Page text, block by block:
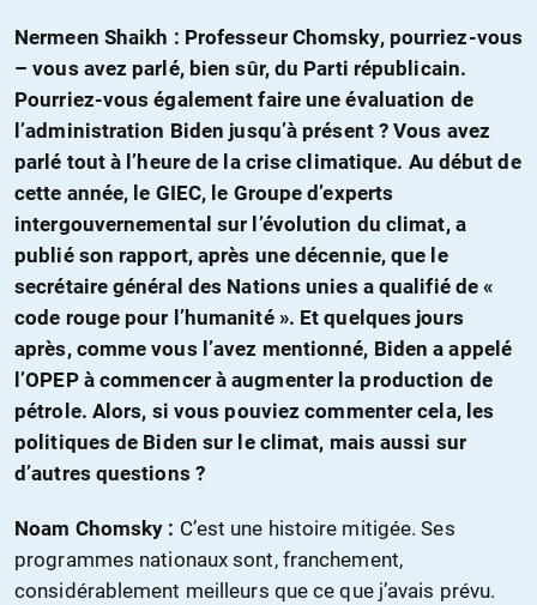
Nermeen Shaikh : Professeur Chomsky, pourriez-vous
– vous avez parlé, bien sûr, du Parti républicain.
Pourriez-vous également faire une évaluation de
l’administration Biden jusqu’à présent ? Vous avez
parlé tout à l’heure de la crise climatique. Au début de
cette année, le GIEC, le Groupe d’experts
intergouvernemental sur l’évolution du climat, a
publié son rapport, après une décennie, que le
secrétaire général des Nations unies a qualifié de «
code rouge pour l’humanité ». Et quelques jours
après, comme vous l’avez mentionné, Biden a appelé
l’OPEP à commencer à augmenter la production de
pétrole. Alors, si vous pouviez commenter cela, les
politiques de Biden sur le climat, mais aussi sur
d’autres questions ?
Noam Chomsky : C’est une histoire mitigée. Ses
programmes nationaux sont, franchement,
considérablement meilleurs que ce que j’avais prévu.